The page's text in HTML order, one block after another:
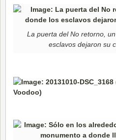
La puerta del No retorno,
esclavos dejaron su